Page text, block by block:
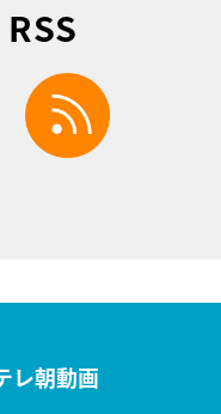
facebook
レ朝動画